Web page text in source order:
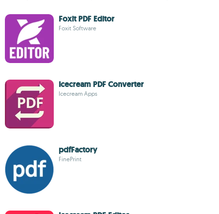
Foxit PDF Editor
Foxit Software
Icecream PDF Converter
Icecream Apps
pdfFactory
FinePrint